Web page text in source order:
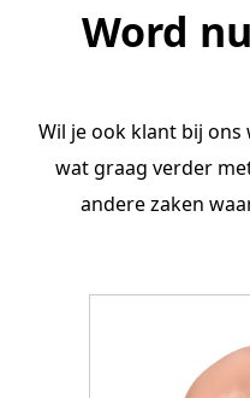
Word
Wil je ook klant bij ons
wat graag verder
andere zaken